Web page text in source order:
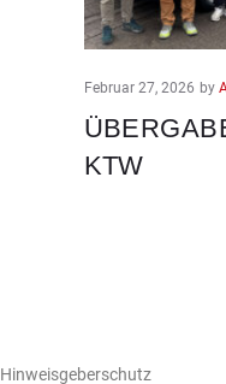
Februar 27, 2026 by
KTW
Hinweisgeberschutz